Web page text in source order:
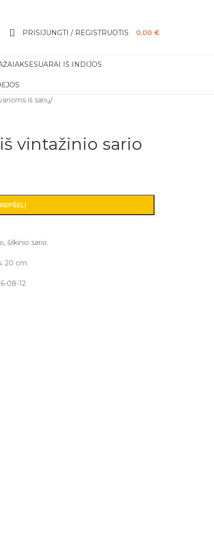
PRISIJUNGTI / REGISTRUOTIS 0,00 €
AKSESUARAI IŠ INDIJOS
iš sarių/
vintažinio sario
šilkinio sario.
20 cm.
08-12